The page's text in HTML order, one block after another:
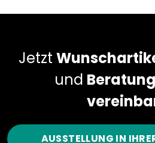
Jetzt
und
AUSSTELLUNG IN